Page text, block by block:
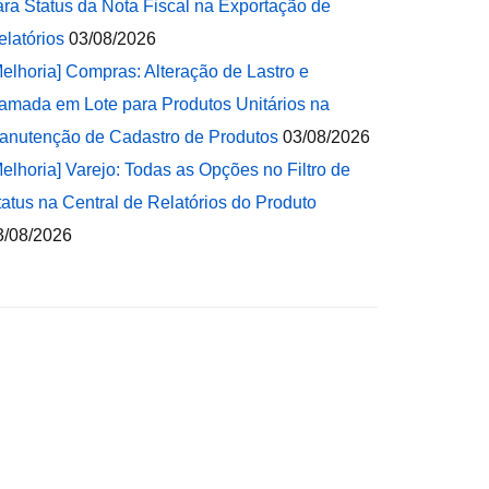
Status da Nota Fiscal na Exportação de
03/08/2026
Compras: Alteração de Lastro e
em Lote para Produtos Unitários na
de Cadastro de Produtos 03/08/2026
Varejo: Todas as Opções no Filtro de
na Central de Relatórios do Produto
08/2026